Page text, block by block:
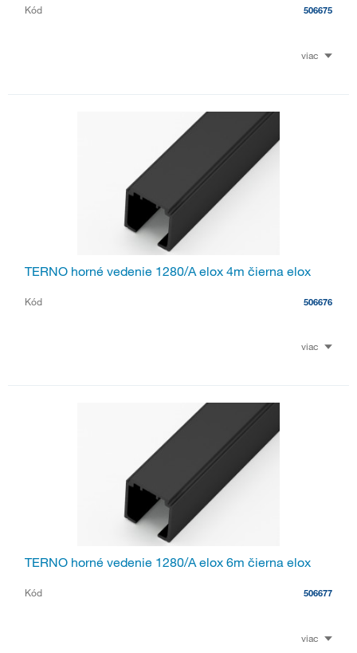
Kód 506675
viac
TERNO horné vedenie 1280/A elox 4m čierna elox
Kód 506676
viac
TERNO horné vedenie 1280/A elox 6m čierna elox
Kód 506677
viac